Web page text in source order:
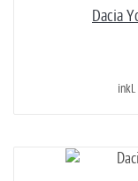
Dacia